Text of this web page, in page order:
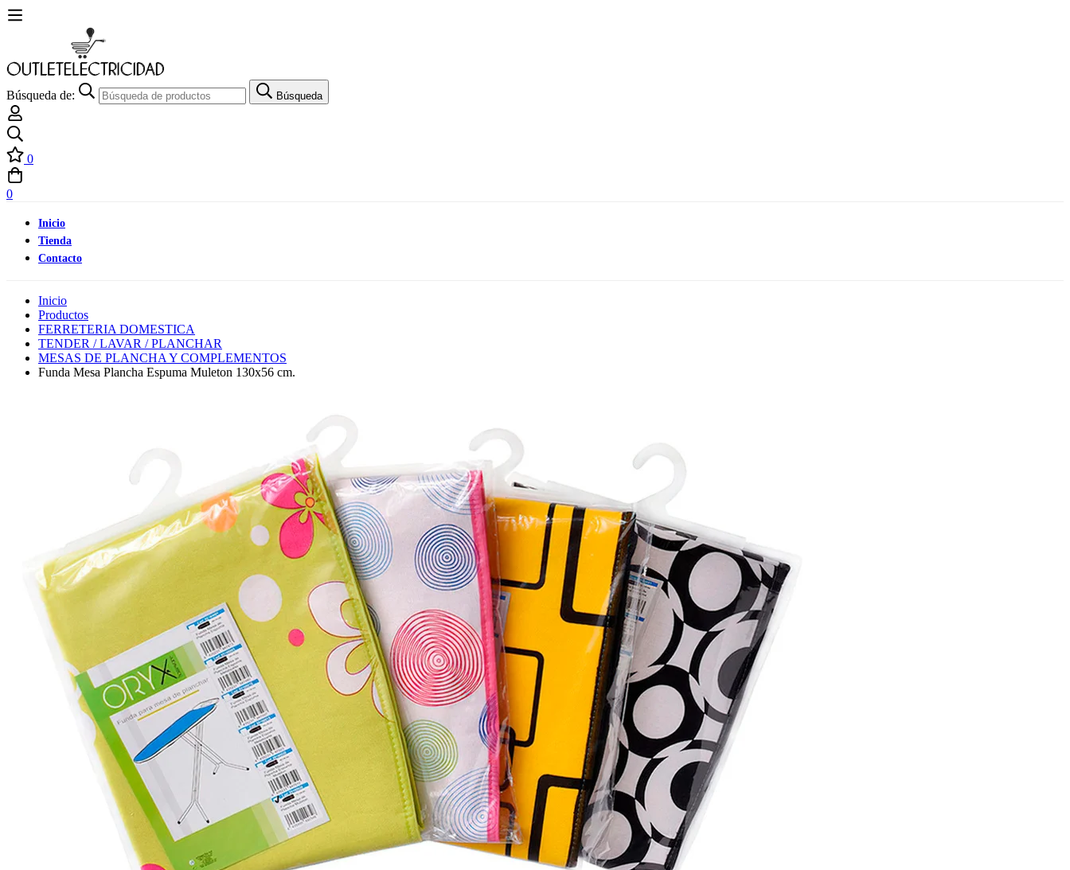
Búsqueda de: Búsqueda
0
0
Inicio
Tienda
Contacto
Inicio
Productos
FERRETERIA DOMESTICA
TENDER / LAVAR / PLANCHAR
MESAS DE PLANCHA Y COMPLEMENTOS
Funda Mesa Plancha Espuma Muleton 130x56 cm.